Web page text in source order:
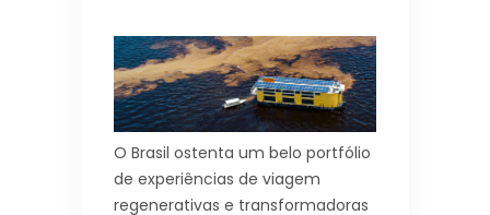
O Brasil ostenta um belo portfólio
de experiências de viagem
regenerativas e transformadoras